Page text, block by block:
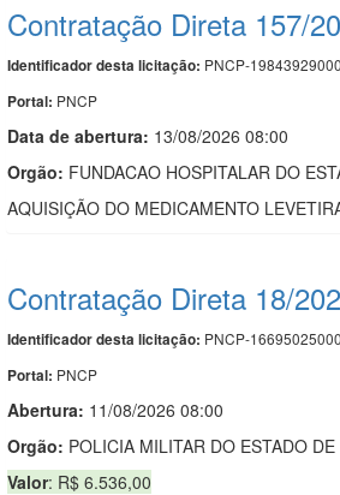
Contratação Direta 157/
Identificador desta licitação: PNCP-
Portal: PNCP
Data de abertura: 13/08/2026 08:00
Orgão: FUNDACAO HOSPITALAR DO
AQUISIÇÃO DO MEDICAMENTO
Contratação Direta 18/
Identificador desta licitação: PNCP-
Portal: PNCP
Abertura: 11/08/2026 08:00
Orgão: POLICIA MILITAR DO ESTADO
Valor: R$ 6.536,00